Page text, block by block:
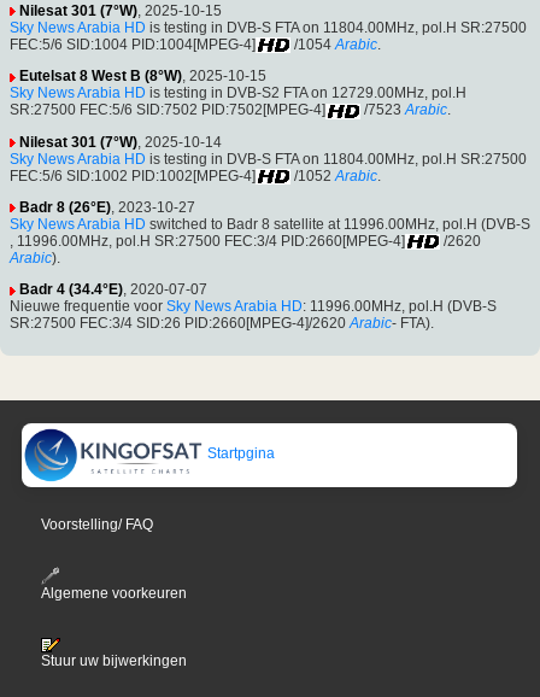
Nilesat 301 (7°W), 2025-10-15
Sky News Arabia HD is testing in DVB-S FTA on 11804.00MHz, pol.H SR:27500
FEC:5/6 SID:1004 PID:1004[MPEG-4]
/1054 Arabic.
Eutelsat 8 West B (8°W), 2025-10-15
Sky News Arabia HD is testing in DVB-S2 FTA on 12729.00MHz, pol.H
SR:27500 FEC:5/6 SID:7502 PID:7502[MPEG-4]
/7523 Arabic.
Nilesat 301 (7°W) , 2025-10-14
Sky News Arabia HD is testing in DVB-S FTA on 11804.00MHz, pol.H SR:27500
FEC:5/6 SID:1002 PID:1002[MPEG-4]
/1052 Arabic
Badr 8 (26°E), 2023-10-27
Sky News Arabia HD switched to Badr 8 satellite at 11996.00MHz, pol.H (DVB-S
, 11996.00MHz, pol.H SR:27500 FEC:3/4 PID:2660[MPEG-4]
/2620
Arabic).
Badr 4 (34.4°E), 2020-07-07
Nieuwe frequentie voor Sky News Arabia HD: 11996.00MHz, pol.H (DVB-S
SR:27500 FEC:3/4 SID:26 PID:2660[MPEG-4]/2620 Arabic- FTA).
Startpgina
Voorstelling/ FAQ
Algemene voorkeuren
Stuur uw bijwerkingen